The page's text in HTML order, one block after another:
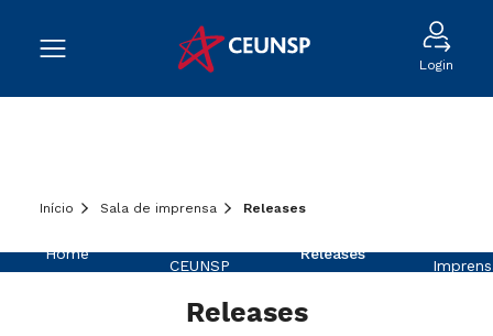
Login
Home
CEUNSP
Releases
Início Sala de imprensa Releases
Releases